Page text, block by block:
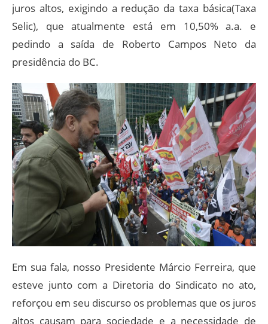
juros altos, exigindo a redução da taxa básica(Taxa
Selic), que atualmente está em 10,50% a.a. e
pedindo a saída de Roberto Campos Neto da
presidência do BC.
Em sua fala, nosso Presidente Márcio Ferreira, que
esteve junto com a Diretoria do Sindicato no ato,
reforçou em seu discurso os problemas que os juros
altos causam para sociedade e a necessidade de